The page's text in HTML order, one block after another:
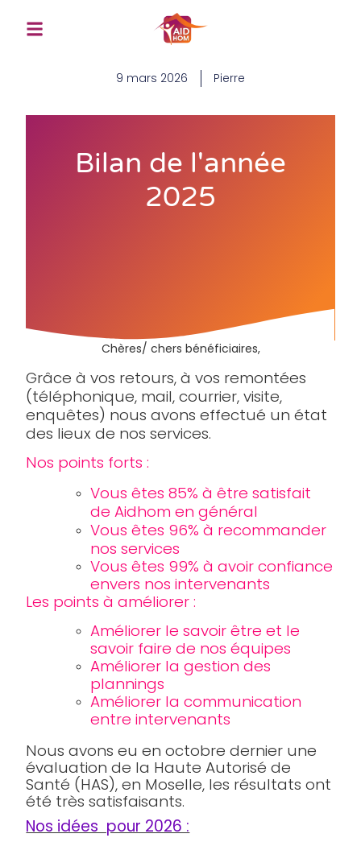
9 mars 2026 Pierre
Bilan de l'année
2025
Chères/ chers bénéficiaires,
Grâce à vos retours, à vos remontées
(téléphonique, mail, courrier, visite,
enquêtes) nous avons effectué un état
des lieux de nos services.
Nos points forts :
Vous êtes 85% à être satisfait
de Aidhom en général
Vous êtes 96% à recommander
nos services
Vous êtes 99% à avoir confiance
envers nos intervenants
Les points à améliorer :
Améliorer le savoir être et le
savoir faire de nos équipes
Améliorer la gestion des
plannings
Améliorer la communication
entre intervenants
Nous avons eu en octobre dernier une
évaluation de la Haute Autorisé de
Santé (HAS), en Moselle, les résultats ont
été très satisfaisants.
Nos idées pour 2026 :